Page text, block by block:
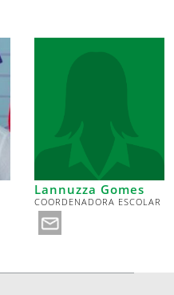
Lannuzza Gomes
COORDENADORA ESCOLAR